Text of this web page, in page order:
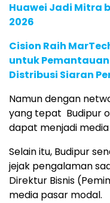
Huawei Jadi Mitra
2026
Cision Raih
untuk
Distribusi Siaran
Namun dengan
yang tepat Budipur
dapat menjadi
Selain itu, Budipur
jejak pengalaman
Direktur Bisnis
media pasar modal.